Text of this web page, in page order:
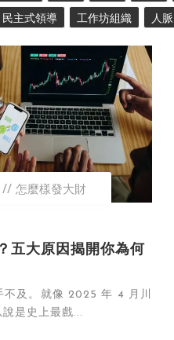
民主式領導 工作坊組織 人脈
怎麼樣發大財
五大原因揭開你為何
及。就像 2025 年 4 月川
是史上最戲...